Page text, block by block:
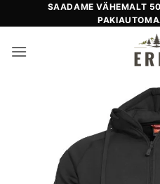
to
SAADAME VÄHEMALT